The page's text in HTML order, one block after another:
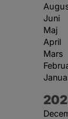
Juni
Maj
April
Mars
År: